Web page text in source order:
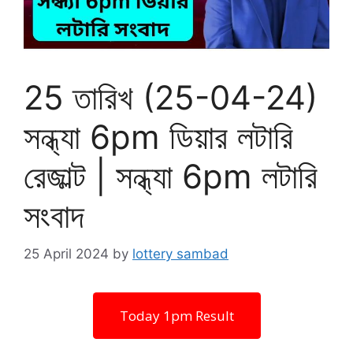
25 তারিখ (25-04-24)
সন্ধ্যা 6pm ডিয়ার লটারি
রেজাল্ট | সন্ধ্যা 6pm লটারি
সংবাদ
25 April 2024 by lottery sambad
Today 1pm Result